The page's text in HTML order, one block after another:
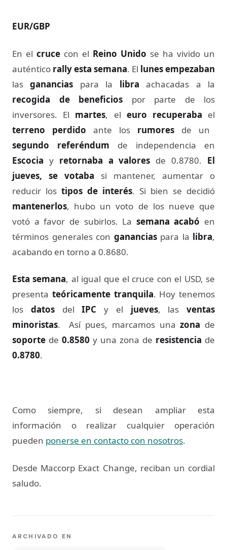
EUR/GBP
En el cruce con el Reino Unido se ha vivido un
auténtico rally esta semana. El lunesempezaban
lasganancias para la libraachacadas a la
recogida de beneficios por parte de los
inversores. El martes, el euro recuperaba el
terreno perdido ante los rumores de un
segundo referéndum de independencia en
Escocia y retornaba a valores de 0.8780. El
jueves, se votaba si mantener, aumentar o
reducir los tipos de interés. Si bien se decidió
mantenerlos, hubo un voto de los nueve que
votó a favor de subirlos. La semana acabó en
términos generales con ganancias para la libra,
acabando en torno a 0.8680.
Esta semana, al igual que el cruce con el USD, se
presenta teóricamente tranquila. Hoy tenemos
los datos del IPC y el jueves, las ventas
minoristas. Así pues, marcamos unazona de
soporte de 0.8580 y una zona de resistencia de
0.8780.
Como siempre, si desean ampliar esta
información o realizar cualquier operación
pueden ponerse en contacto con nosotros.
Desde Maccorp Exact Change, reciban un cordial
saludo.
ARCHIVADO EN